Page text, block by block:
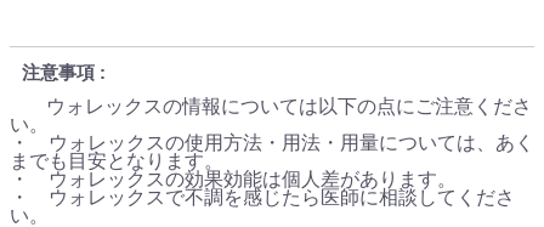
注意事項
ウォレックスの情報については以下の点にご注意くださ
い。
・ ウォレックスの使用方法・用法・用量については、あく
までも目安となります。
・ ウォレックスの効果効能は個人差があります。
・ ウォレックスで不調を感じたら医師に相談してくださ
い。